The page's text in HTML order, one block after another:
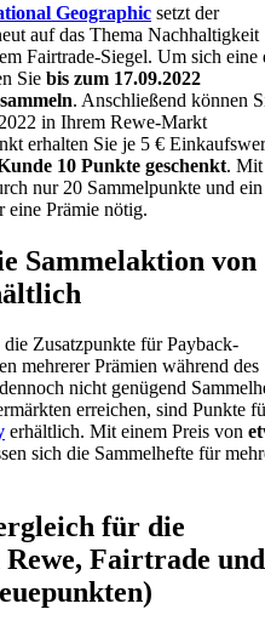
Geographic setzt der
auf das Thema Nachhaltigkeit
Fairtrade-Siegel. Um sich eine
Sie bis zum 17.09.2022
. Anschließend können
in Ihrem Rewe-Markt
erhalten Sie je 5 €
10 Punkte geschenkt. Mit
nur 20 Sammelpunkte und ein
Prämie nötig.
Sammelaktion von
Zusatzpunkte für Payback-
mehrerer Prämien während des
nicht genügend
erreichen, sind Punkte
erhältlich. Mit einem Preis von
sich die Sammelhefte für
für die
Fairtrade und